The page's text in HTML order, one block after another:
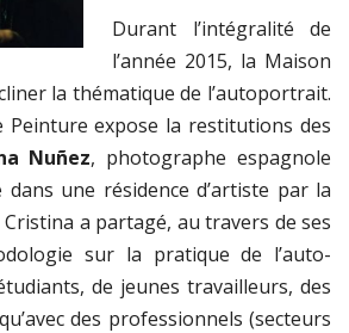
Durant l’intégralité de
l’année 2015, la Maison
la thématique de l’autoportrait.
Peinture expose la restitutions des
Nuñez, photographe espagnole
une résidence d’artiste par la
Cristina a partagé, au travers de ses
sur la pratique de l’auto-
de jeunes travailleurs, des
des professionnels (secteurs